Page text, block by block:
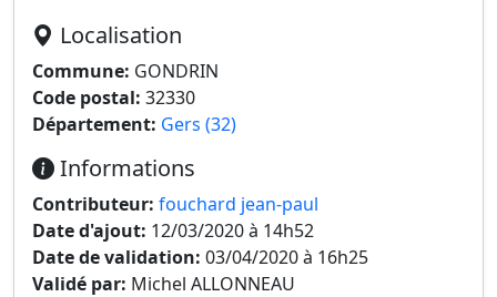
Localisation
Commune: GONDRIN
Code postal: 32330
Département: Gers (32)
Informations
Contributeur: fouchard jean-paul
Date d'ajout: 12/03/2020 à 14h52
Date de validation: 03/04/2020 à 16h25
Validé par: Michel ALLONNEAU